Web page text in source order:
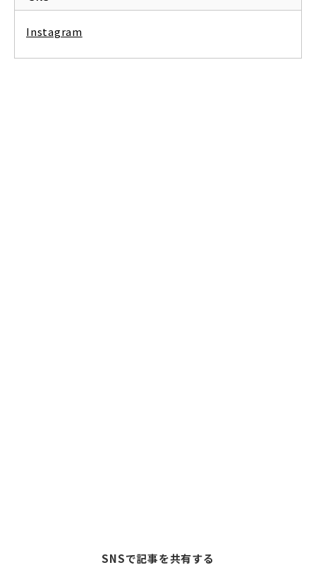
Instagram
SNSで記事を共有する